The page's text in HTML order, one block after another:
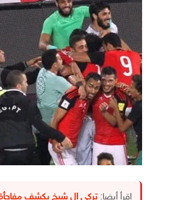
اقرأ أيضا: تركي ال شيخ يكشف